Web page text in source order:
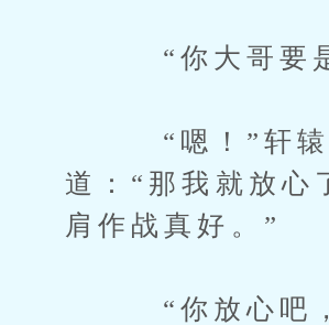
“你大哥要是
“嗯！”轩辕沐
道：“那我就放心
肩作战真好。”
“你放心吧，大